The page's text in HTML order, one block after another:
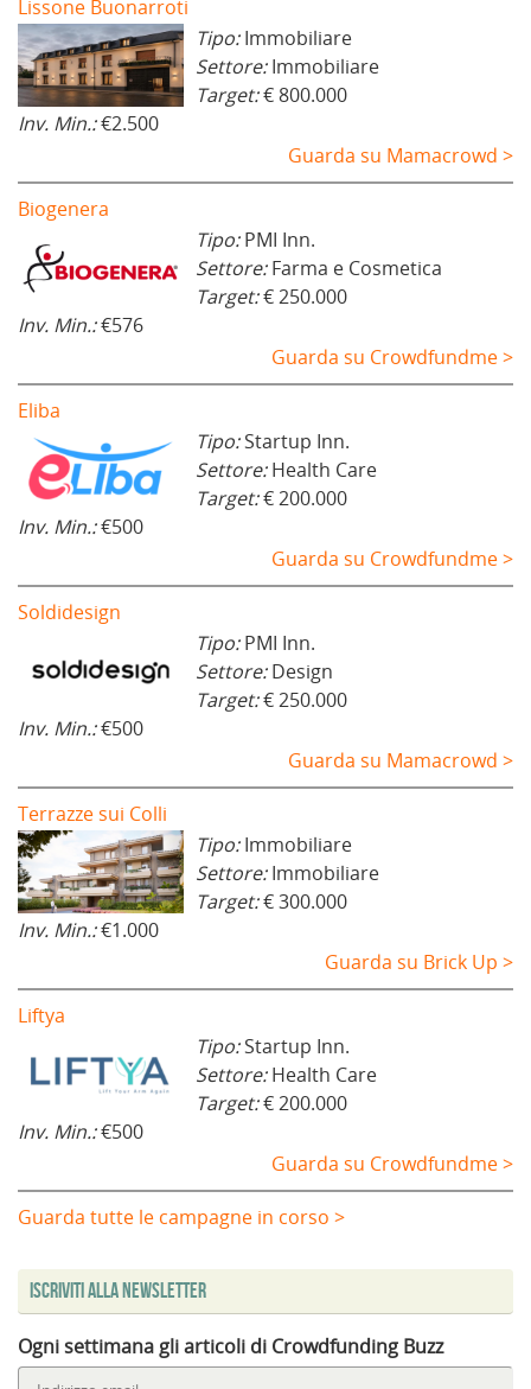
Lissone Buonarroti
Tipo:Immobiliare
Settore:Immobiliare
Target:€ 800.000
Inv. Min.:€2.500
Guarda su Mamacrowd >
Biogenera
Tipo:PMI Inn.
Settore:Farma e Cosmetica
Target:€ 250.000
Inv. Min.:€576
Guarda su Crowdfundme >
Eliba
Tipo:Startup Inn.
Settore:Health Care
Target:€ 200.000
Inv. Min.:€500
Guarda su Crowdfundme >
Soldidesign
Tipo:PMI Inn.
Settore:Design
Target:€ 250.000
Inv. Min.:€500
Guarda su Mamacrowd >
Terrazze sui Colli
Tipo:Immobiliare
Settore:Immobiliare
Target:€ 300.000
Inv. Min.:€1.000
Guarda su Brick Up >
Liftya
Tipo:Startup Inn.
Settore:Health Care
Target:€ 200.000
Inv. Min.:€500
Guarda su Crowdfundme >
Guarda tutte le campagne in corso >
Iscriviti alla Newsletter
Ogni settimana gli articoli di Crowdfunding Buzz